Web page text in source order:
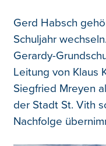
Gerd Habsch
Schuljahr
Gerardy-
Leitung von Klaus
Siegfried Mreyen
der Stadt St. Vith
Nachfolge